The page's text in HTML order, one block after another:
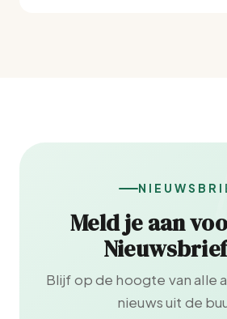
Meld je aan
Blijf op de hoogte van alle
nieuws uit de